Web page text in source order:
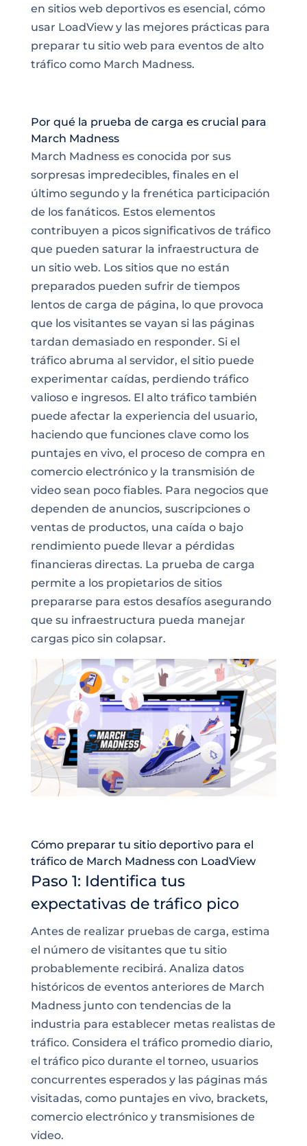
en sitios web deportivos es esencial, cómo
usar LoadView y las mejores prácticas para
preparar tu sitio web para eventos de alto
tráfico como March Madness.
Por qué la prueba de carga es crucial para
March Madness
March Madness es conocida por sus
sorpresas impredecibles, finales en el
último segundo y la frenética participación
de los fanáticos. Estos elementos
contribuyen a picos significativos de tráfico
que pueden saturar la infraestructura de
un sitio web. Los sitios que no están
preparados pueden sufrir de tiempos
lentos de carga de página, lo que provoca
que los visitantes se vayan si las páginas
tardan demasiado en responder. Si el
tráfico abruma al servidor, el sitio puede
experimentar caídas, perdiendo tráfico
valioso e ingresos. El alto tráfico también
puede afectar la experiencia del usuario,
haciendo que funciones clave como los
puntajes en vivo, el proceso de compra en
comercio electrónico y la transmisión de
video sean poco fiables. Para negocios que
dependen de anuncios, suscripciones o
ventas de productos, una caída o bajo
rendimiento puede llevar a pérdidas
financieras directas. La prueba de carga
permite a los propietarios de sitios
prepararse para estos desafíos asegurando
que su infraestructura pueda manejar
cargas pico sin colapsar.
Cómo preparar tu sitio deportivo para el
tráfico de March Madness con LoadView
Paso 1: Identifica tus
expectativas de tráfico pico
Antes de realizar pruebas de carga, estima
el número de visitantes que tu sitio
probablemente recibirá. Analiza datos
históricos de eventos anteriores de March
Madness junto con tendencias de la
industria para establecer metas realistas de
tráfico. Considera el tráfico promedio diario,
el tráfico pico durante el torneo, usuarios
concurrentes esperados y las páginas más
visitadas, como puntajes en vivo, brackets,
comercio electrónico y transmisiones de
video.